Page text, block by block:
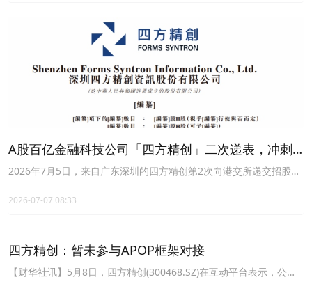
A股百亿金融科技公司「四方精创」二次递表，冲刺
A+H上市
2026年7月5日，来自广东深圳的四方精创第2次向港交所递交招股
2026-07-07 08:33
四方精创：暂未参与APOP框架对接
【财华社讯】5月8日，四方精创(300468.SZ)在互动平台表示，公司